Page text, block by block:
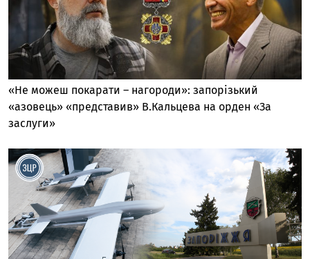
«Не можеш покарати – нагороди»: запорізький
«азовець» «представив» В.Кальцева на орден «За
заслуги»